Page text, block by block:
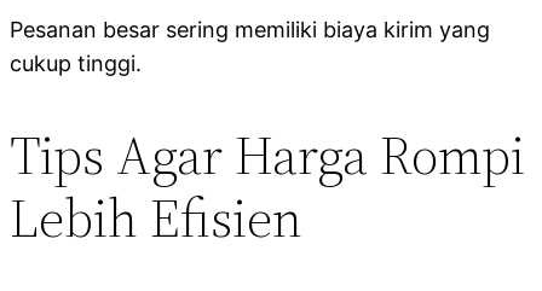
Pesanan besar sering memiliki biaya kirim yang
cukup tinggi.
Tips Agar Harga Rompi
Lebih Efisien